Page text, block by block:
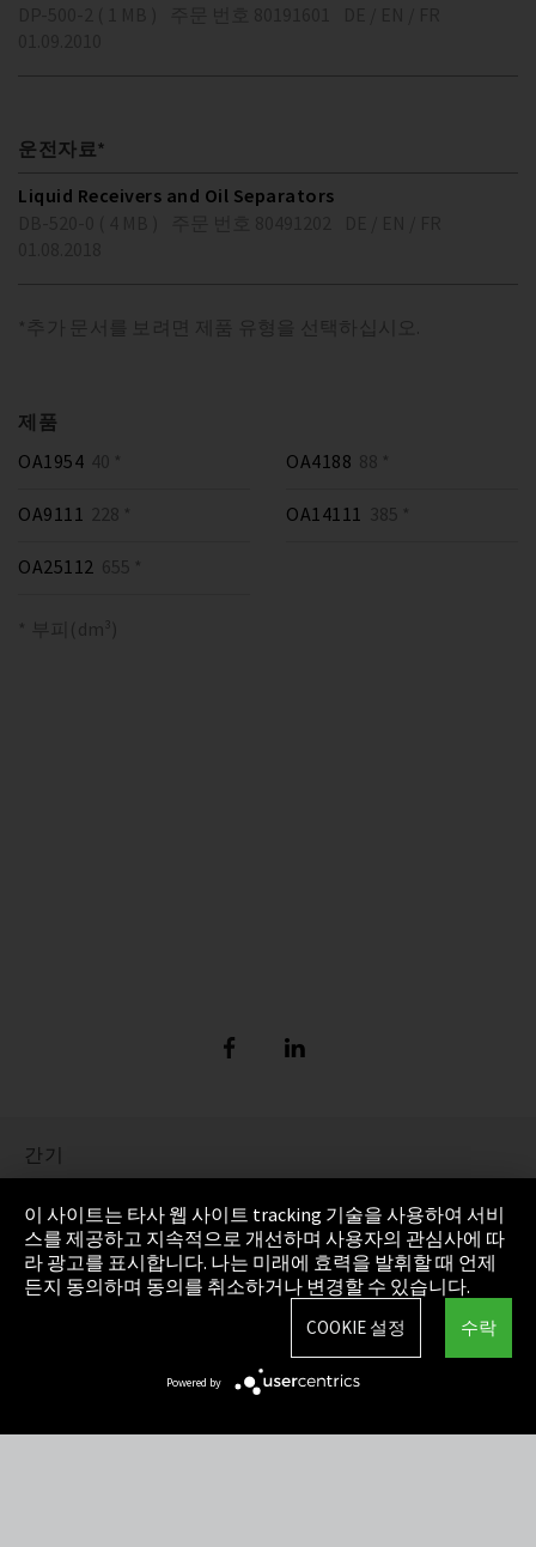
운전자료*
Liquid Receivers and Oil Separators
*추가 문서를 보려면 제품 유형을 선택하십시오.
제품
OA1954 40 * OA4188 88 *
OA9111 228 * OA14111 385 *
OA25112 655 *
* 부피(dm³)
간기
정보 보호
Cookie Settings
AGB(일반거래조건)
이 사이트는 타사 웹 사이트 tracking 기술을 사용하여 서비
스를 제공하고 지속적으로 개선하며 사용자의 관심사에 따
라 광고를 표시합니다. 나는 미래에 효력을 발휘할 때 언제
든지 동의하며 동의를 취소하거나 변경할 수 있습니다.
수락
COOKIE 설정
Powered by